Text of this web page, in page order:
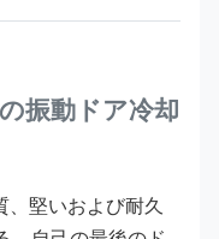
振動ドア冷却
堅いおよび耐久